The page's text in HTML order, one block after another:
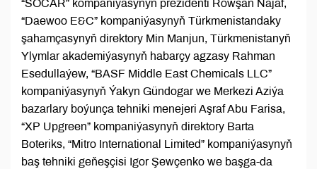
“SOCAR” kompaniýasynyň prezidenti Rowşan Najaf,
“Daewoo E&C” kompaniýasynyň Türkmenistandaky
şahamçasynyň direktory Min Manjun, Türkmenistanyň
Ylymlar akademiýasynyň habarçy agzasy Rahman
Esedullaýew, “BASF Middle East Chemicals LLC”
kompaniýasynyň Ýakyn Gündogar we Merkezi Aziýa
bazarlary boýunça tehniki menejeri Aşraf Abu Farisa,
“XP Upgreen” kompaniýasynyň direktory Barta
Boteriks, “Mitro International Limited” kompaniýasynyň
baş tehniki geňeşçisi Igor Şewçenko we başga-da